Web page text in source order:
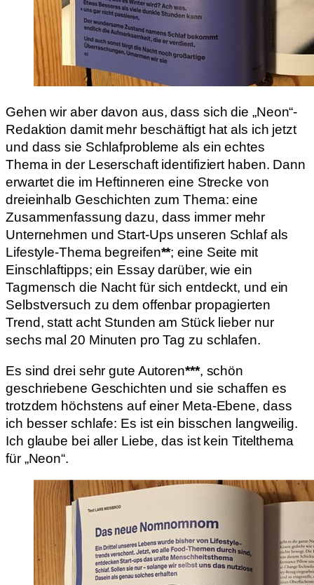
Gehen wir aber davon aus, dass sich die „Neon“-
Redaktion damit mehr beschäftigt hat als ich jetzt
und dass sie Schlafprobleme als ein echtes
Thema in der Leserschaft identifiziert haben. Dann
erwartet die im Heftinneren eine Strecke von
dreieinhalb Geschichten zum Thema: eine
Zusammenfassung dazu, dass immer mehr
Unternehmen und Start-Ups unseren Schlaf als
Lifestyle-Thema begreifen**; eine Seite mit
Einschlaftipps; ein Essay darüber, wie ein
Tagmensch die Nacht für sich entdeckt, und ein
Selbstversuch zu dem offenbar propagierten
Trend, statt acht Stunden am Stück lieber nur
sechs mal 20 Minuten pro Tag zu schlafen.
Es sind drei sehr gute Autoren***, schön
geschriebene Geschichten und sie schaffen es
trotzdem höchstens auf einer Meta-Ebene, dass
ich besser schlafe: Es ist ein bisschen langweilig.
Ich glaube bei aller Liebe, das ist kein Titelthema
für „Neon“.